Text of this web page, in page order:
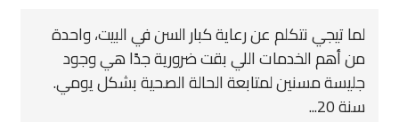
لما تيجي نتكلم عن رعاية كبار السن في البيت، واحدة
من أهم الخدمات اللي بقت ضرورية جدًا هي وجود
جليسة مسنين لمتابعة الحالة الصحية بشكل يومي.
سنة 20...